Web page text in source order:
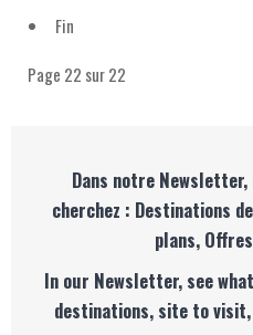
Fin
Page 22 sur 22
Dans notre Newsletter,
cherchez : Destinations
plans,
In our Newsletter, see
destinations, site to